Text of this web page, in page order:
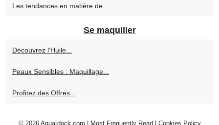
Les tendances en matière de...
Se maquiller
Découvrez l'Huile...
Peaux Sensibles : Maquillage...
Profitez des Offres...
© 2026 Aqua-dock.com | Most Frequently Read| Cookies Policy